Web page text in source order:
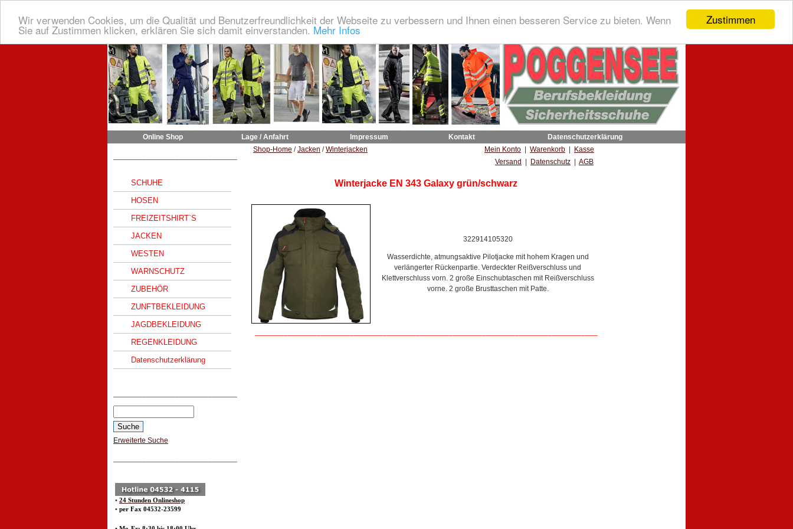
Zustimmen
Wir verwenden Cookies, um die Qualität und Benutzerfreundlichkeit der Webseite zu verbessern und Ihnen einen besseren Service zu bieten. Wenn
Sie auf Zustimmen klicken, erklären Sie sich damit einverstanden. Mehr Infos
Online Shop Lage / Anfahrt Impressum Kontakt Datenschutzerklärung
SCHUHE
HOSEN
FREIZEITSHIRT`S
JACKEN
WESTEN
WARNSCHUTZ
ZUBEHÖR
ZUNFTBEKLEIDUNG
JAGDBEKLEIDUNG
REGENKLEIDUNG
Datenschutzerklärung
Erweiterte Suche
• 24 Stunden Onlineshop
• per Fax 04532-23599
Shop-Home /Jacken /Winterjacken Mein Konto Warenkorb
Kasse
Versand
Datenschutz AGB
Winterjacke EN 343 Galaxy grün/schwarz
322914105320
Wasserdichte, atmungsaktive Pilotjacke mit hohem Kragen und
verlängerter Rückenpartie. Verdeckter Reißverschluss und
Klettverschluss vorn. 2 große Einschubtaschen mit Reißverschluss
vorne. 2 große Brusttaschen mit Patte.